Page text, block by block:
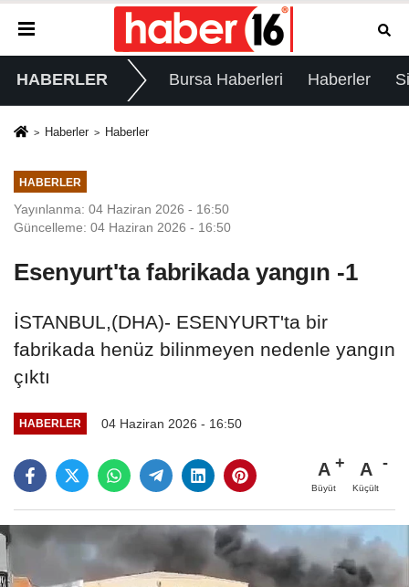
HABERLER Bursa Haberleri Haberler
Haberler Haberler
HABERLER
Yayınlanma: 04 Haziran 2026 - 16:50
Güncelleme: 04 Haziran 2026 - 16:50
Esenyurt'ta fabrikada yangın -1
İSTANBUL,(DHA)- ESENYURT'ta bir
fabrikada henüz bilinmeyen nedenle yangın
çıktı
HABERLER 04 Haziran 2026 - 16:50
A
Büyüt
A
Küçült